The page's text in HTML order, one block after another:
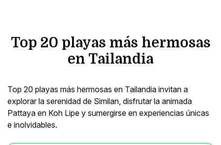
Top 20 playas más hermosas
en Tailandia
Top 20 playas más hermosas en Tailandia invitan a
explorar la serenidad de Similan, disfrutar la animada
Pattaya en Koh Lipe y sumergirse en experiencias únicas
e inolvidables.